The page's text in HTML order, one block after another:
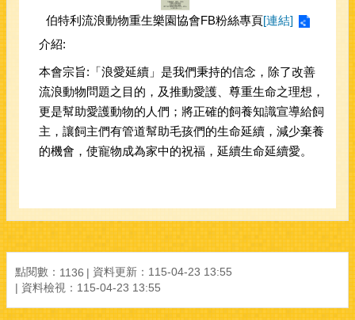
伯特利流浪動物重生樂園協會FB粉絲專頁[連結]
介紹:
本會宗旨:「浪愛延續」是我們秉持的信念，除了改善
流浪動物問題之目的，及推動愛護、尊重生命之理想，
更是幫助愛護動物的人們；將正確的飼養知識宣導給飼
主，讓飼主們有管道幫助毛孩們的生命延續，減少棄養
的機會，使寵物成為家中的祝福，延續生命延續愛。
點閱數： 1136 資料更新： 115-04-23 13:55
資料檢視： 115-04-23 13:55